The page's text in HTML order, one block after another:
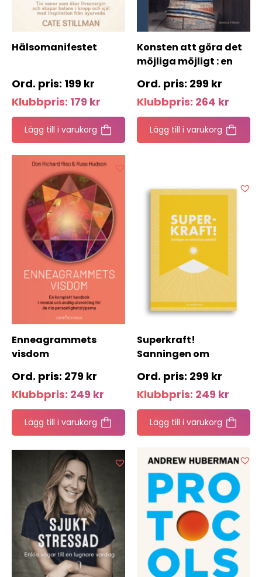
Hälsomanifestet
199 kr
Klubbpris: 179 kr
Lägg till i varukorg
Konsten att göra det
möjliga möjligt : en
299 kr
Klubbpris: 264 kr
Lägg till i varukorg
Enneagrammets
visdom
279 kr
Klubbpris: 249 kr
Lägg till i varukorg
Superkraft!
Sanningen om
299 kr
Klubbpris: 249 kr
Lägg till i varukorg